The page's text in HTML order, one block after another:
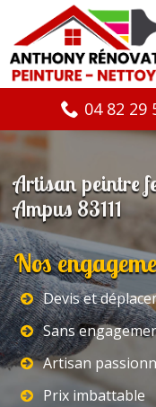
04 82 29
Artisan peintre
Ampus 83111
Nos
Devis et
Sans
Artisan
Prix imbattable